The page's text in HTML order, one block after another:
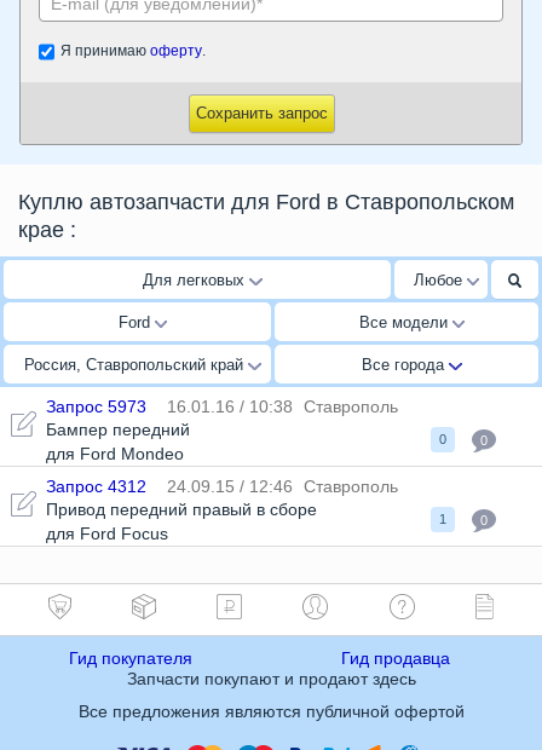
Я принимаю оферту.
Сохранить запрос
Куплю автозапчасти для Ford в Ставропольском
крае :
Для легковых Любое
Ford Все модели
Россия, Ставропольский край Все города
Запрос 5973 16.01.16 / 10:38
Ставрополь
Бампер передний
для Ford Mondeo
0 0
Запрос 4312 24.09.15 / 12:46
Ставрополь
Привод передний правый в сборе
для Ford Focus
1 0
Гид покупателя
Гид продавца
Запчасти покупают и продают здесь
Все предложения являются публичной офертой